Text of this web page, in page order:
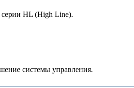
HL (High Line).
системы управления.